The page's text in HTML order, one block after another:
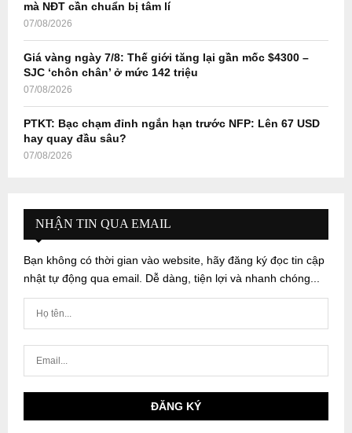
mà NĐT cần chuẩn bị tâm lí
07/08/2026
Giá vàng ngày 7/8: Thế giới tăng lại gần mốc $4300 –
SJC ‘chôn chân’ ở mức 142 triệu
07/08/2026
PTKT: Bạc chạm đỉnh ngắn hạn trước NFP: Lên 67 USD
hay quay đầu sâu?
07/08/2026
NHẬN TIN QUA EMAIL
Bạn không có thời gian vào website, hãy đăng ký đọc tin cập
nhật tự động qua email. Dễ dàng, tiện lợi và nhanh chóng...